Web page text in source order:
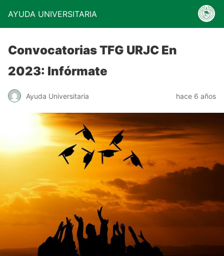
AYUDA UNIVERSITARIA
Convocatorias TFG URJC En
2023: Infórmate
Ayuda Universitaria hace 6 años